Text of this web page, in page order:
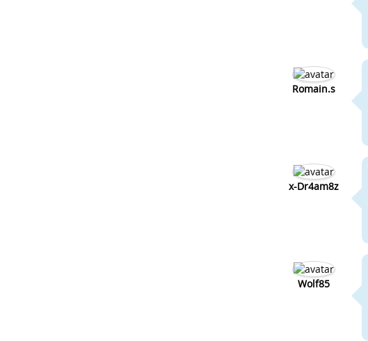
Romain.s
x-Dr4am8z
Wolf85